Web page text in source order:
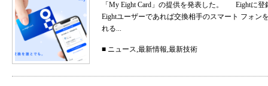
「My Eight Card」の提供を発表した。 Eightに
Eightユーザーであれば交換相手のスマート フォン
れる...
■ ニュース,最新情報,最新技術